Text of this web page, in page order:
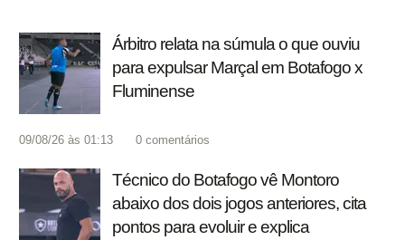
Árbitro relata na súmula o que ouviu
para expulsar Marçal em Botafogo x
Fluminense
09/08/26 às 01:13 0 comentários
Técnico do Botafogo vê Montoro
abaixo dos dois jogos anteriores, cita
pontos para evoluir e explica